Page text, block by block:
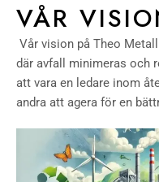
VÅR
Vår vision på Theo
där avfall minimeras och
att vara en ledare inom
andra att agera för en